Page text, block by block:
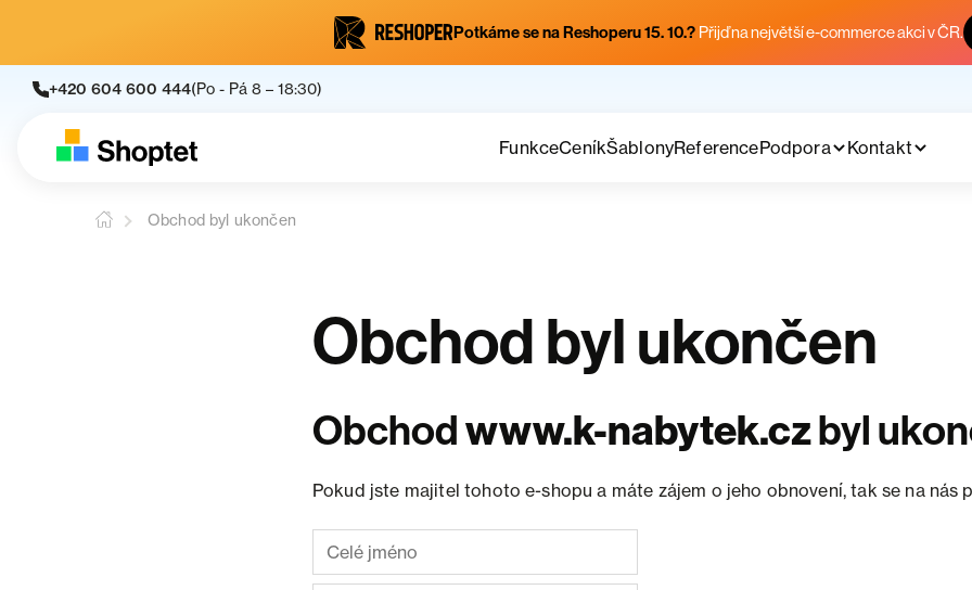
Potkáme se na Reshoperu 15. 10.? Přijď na největší e-commerce akci v ČR.
+420 604 600 444(Po - Pá 8 – 18:30)
FunkceCeníkŠablonyReferencePodpora Kontakt
Obchod byl ukončen
Obchod byl ukončen
Obchodwww.k-nabytek.czbyl
Pokud jste majitel tohoto e-shopu a máte zájem o jeho obnovení, tak se na nás